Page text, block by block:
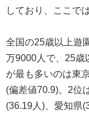
しており、ここで
全国の25歳以上遊
万9000人で、25歳
が最も多いのは東
(偏差値70.9)。2位
(36.19人)、愛知県